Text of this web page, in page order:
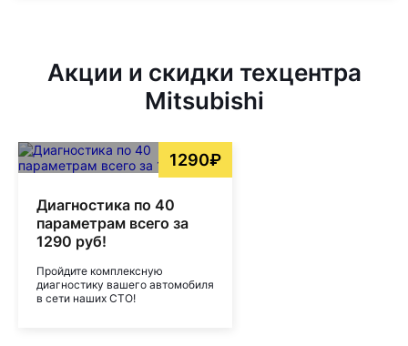
Акции и скидки техцентра
Mitsubishi
1290₽
Диагностика по 40
параметрам всего за
1290 руб!
Пройдите комплексную
диагностику вашего автомобиля
в сети наших СТО!